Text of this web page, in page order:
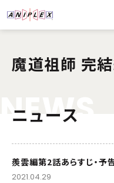
魔道祖師 完
NEWS
ニュース
羨雲編第2話あらすじ・予
2021.04.29